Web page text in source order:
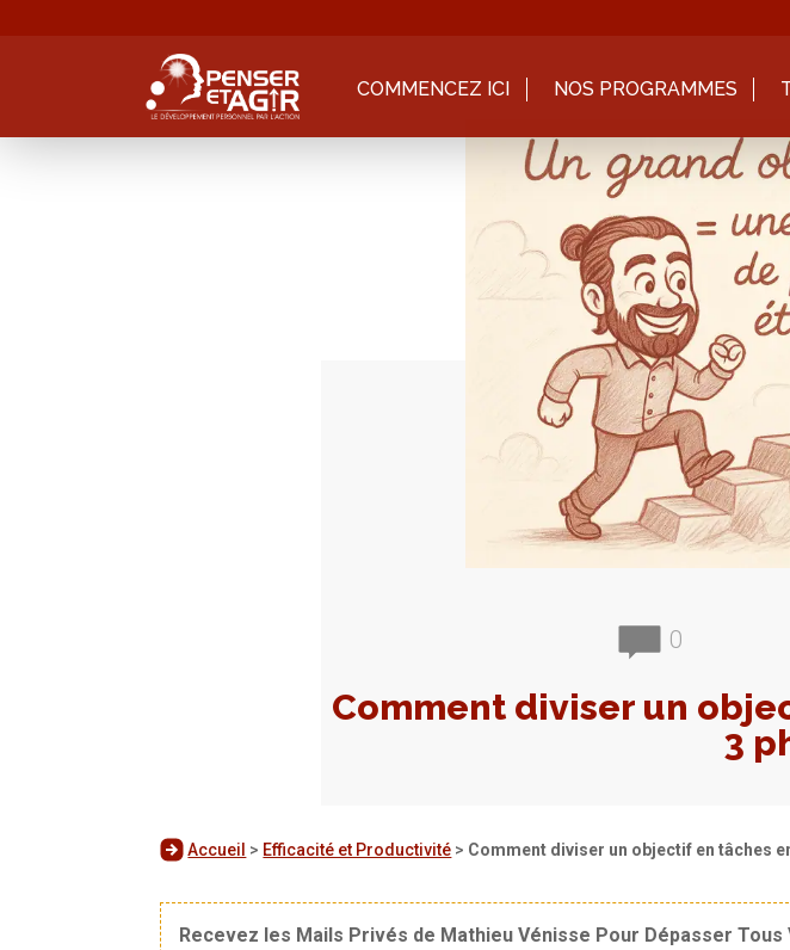
COMMENCEZ ICI NOS PROGRAMMES
0
Comment diviser un
3
Accueil > Efficacité et Productivité > Comment diviser un objectif en tâches
Recevez les Mails Privés de Mathieu Vénisse Pour Dépasser Tous